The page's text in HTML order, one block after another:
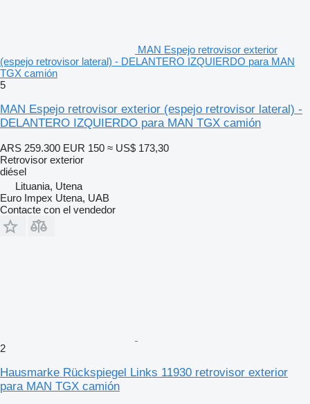
MAN Espejo retrovisor exterior
(espejo retrovisor lateral) - DELANTERO IZQUIERDO para MAN
TGX camión
5
MAN Espejo retrovisor exterior (espejo retrovisor lateral) -
DELANTERO IZQUIERDO para MAN TGX camión
ARS 259.300 EUR 150 ≈ US$ 173,30
Retrovisor exterior
diésel
Lituania, Utena
Euro Impex Utena, UAB
Contacte con el vendedor
2
Hausmarke Rückspiegel Links 11930 retrovisor exterior
para MAN TGX camión